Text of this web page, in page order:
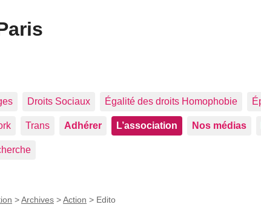
Droits Sociaux Égalité des droits Homophobie
Trans Adhérer L’association Nos médias
>Archives >Action > Edito